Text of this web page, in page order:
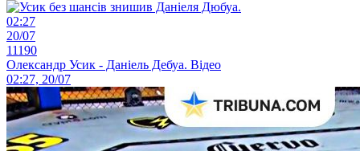
02:27
20/07
11190
Олександр Усик - Даніель Дебуа. Відео
02:27, 20/07